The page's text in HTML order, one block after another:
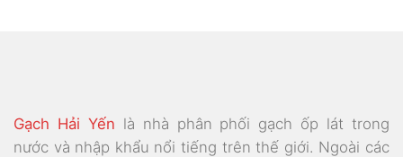
Gạch Hải Yến là nhà phân phối gạch ốp lát trong
nước và nhập khẩu nổi tiếng trên thế giới. Ngoài các